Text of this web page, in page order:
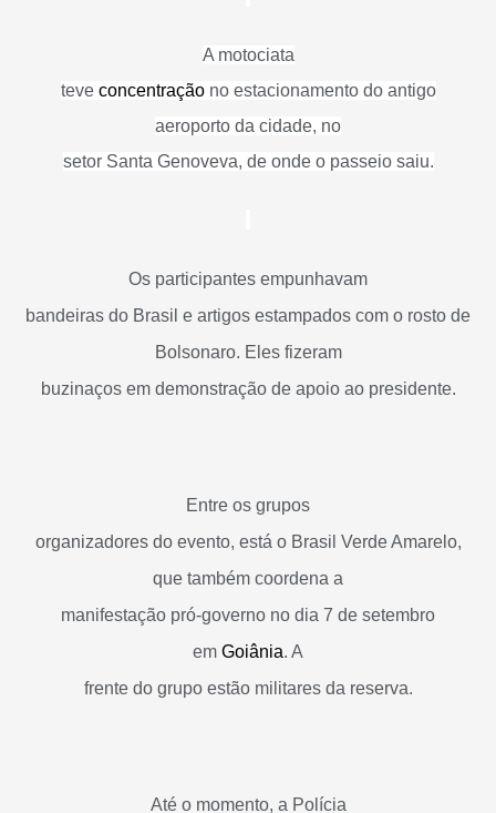
A motociata
teve concentraçãono estacionamento do antigo
aeroporto da cidade, no
setor Santa Genoveva, de onde o passeio saiu.
Os participantes empunhavam
bandeiras do Brasil e artigos estampados com o rosto de
Bolsonaro. Eles fizeram
buzinaços em demonstração de apoio ao presidente.
Entre os grupos
organizadores do evento, está o Brasil Verde Amarelo,
que também coordena a
manifestação pró-governo no dia 7 de setembro
em Goiânia. A
frente do grupo estão militares da reserva.
Até o momento, a Polícia